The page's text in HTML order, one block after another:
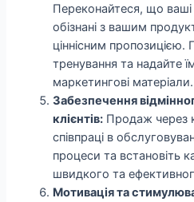
Переконайтеся, що
обізнані з вашим
ціннісним пропозицією.
тренування та надайте
маркетингові матеріали.
Забезпечення
клієнтів: Продаж через
співпраці в
процеси та встановіть
швидкого та
Мотивація та